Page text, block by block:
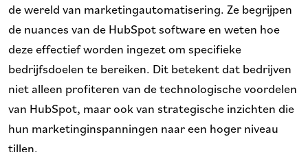
de wereld van marketingautomatisering. Ze begrijpen
de nuances van de HubSpot software en weten hoe
deze effectief worden ingezet om specifieke
bedrijfsdoelen te bereiken. Dit betekent dat bedrijven
niet alleen profiteren van de technologische voordelen
van HubSpot, maar ook van strategische inzichten die
hun marketinginspanningen naar een hoger niveau
tillen.